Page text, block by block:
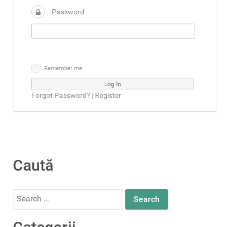
Password
Remember me
Forgot Password? | Register
Caută
Search